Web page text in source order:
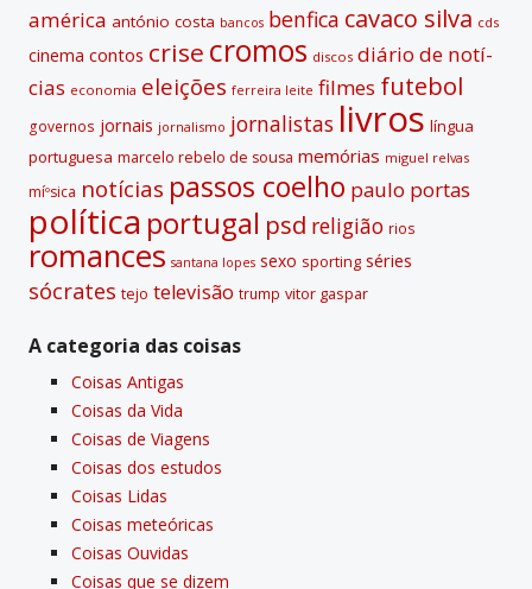
américa antónio costa bancos benfica cavaco silva cds
cinema contos crise cromos discos diário de notí­
cias economia eleições ferreira leite filmes futebol
governos jornais jornalismo jornalistas livros lí­ngua
portuguesa marcelo rebelo de sousa memórias miguel relvas
míºsica notí­cias passos coelho paulo portas
polí­tica portugal psd religião rios
romances santana lopes sexo sporting séries
sócrates tejo televisão trump vitor gaspar
A categoria das coisas
Coisas Antigas
Coisas da Vida
Coisas de Viagens
Coisas dos estudos
Coisas Lidas
Coisas meteóricas
Coisas Ouvidas
Coisas que se dizem